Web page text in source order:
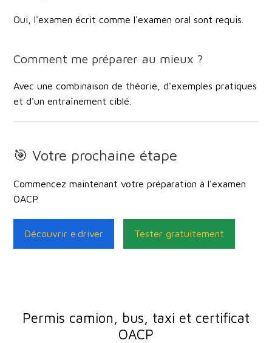
Oui, l'examen écrit comme l'examen oral sont requis.
Comment me préparer au mieux ?
Avec une combinaison de théorie, d'exemples pratiques
et d'un entraînement ciblé.
🎯 Votre prochaine étape
Commencez maintenant votre préparation à l'examen
OACP.
Découvrir e.driver Tester gratuitement
Permis camion, bus, taxi et certificat
OACP